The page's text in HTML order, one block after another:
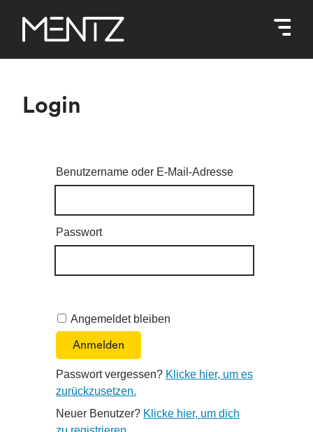
Inhalt
springen
Login
Benutzername oder E-Mail-Adresse
Passwort
Angemeldet bleiben
Passwort vergessen? Klicke hier, um es
zurückzusetzen.
Neuer Benutzer? Klicke hier, um dich